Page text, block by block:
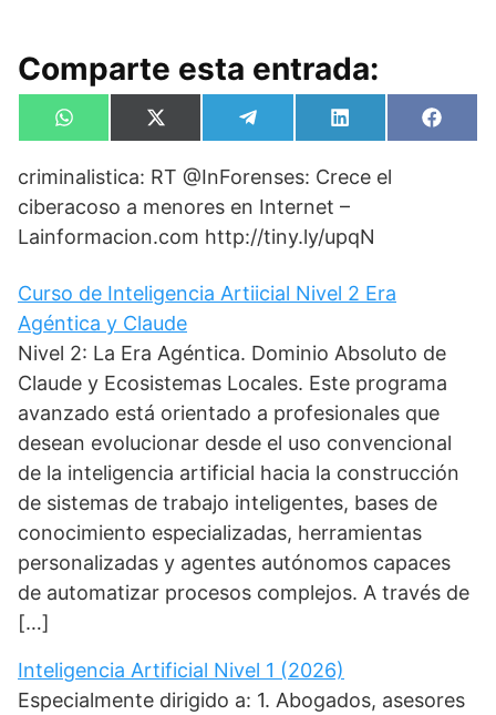
Comparte esta entrada:
Compartir
en
W
h
t
A
p
p
Compartir
en
X
(
w
t
t
e
)
Compartir
en
e
e
g
r
a
m
Compartir
en
L
i
k
d
I
n
en
F
a
criminalistica: RT @InForenses: Crece el
ciberacoso a menores en Internet –
Lainformacion.com http://tiny.ly/upqN
Curso de Inteligencia Artiicial Nivel 2 Era
Agéntica y Claude
Nivel 2: La Era Agéntica. Dominio Absoluto de
Claude y Ecosistemas Locales. Este programa
avanzado está orientado a profesionales que
desean evolucionar desde el uso convencional
de la inteligencia artificial hacia la construcción
de sistemas de trabajo inteligentes, bases de
conocimiento especializadas, herramientas
personalizadas y agentes autónomos capaces
de automatizar procesos complejos. A través de
[…]
Inteligencia Artificial Nivel 1 (2026)
Especialmente dirigido a: 1. Abogados, asesores